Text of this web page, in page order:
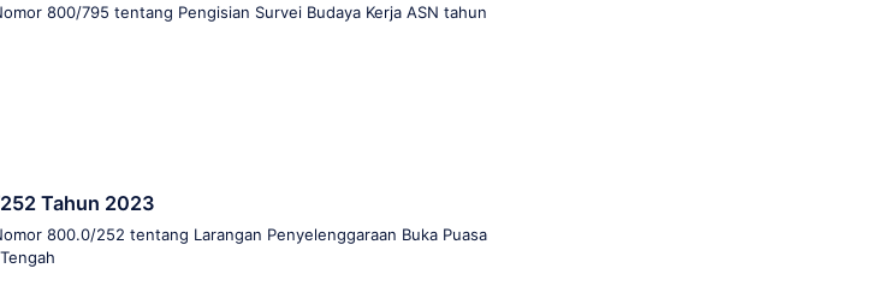
800/795 tentang Pengisian Survei Budaya Kerja ASN tahun
Tahun 2023
800.0/252 tentang Larangan Penyelenggaraan Buka Puasa